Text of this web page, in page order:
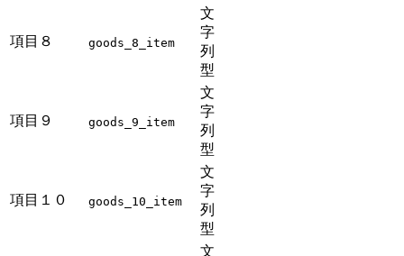
項目８ goods_8_item
文
字
列
型
項目９ goods_9_item
文
字
列
型
項目１０ goods_10_item
文
字
列
型
文